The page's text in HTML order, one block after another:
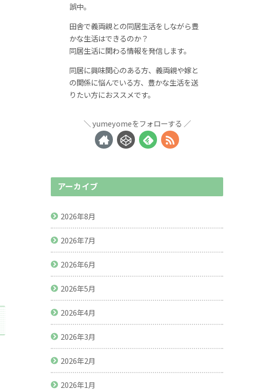
誤中。
田舎で義両親との同居生活をしながら豊
かな生活はできるのか？
同居生活に関わる情報を発信します。
同居に興味関心のある方、義両親や嫁と
の関係に悩んでいる方、豊かな生活を送
りたい方におススメです。
yumeyomeをフォローする
アーカイブ
2026年8月
2026年7月
2026年6月
2026年5月
2026年4月
2026年3月
2026年2月
2026年1月